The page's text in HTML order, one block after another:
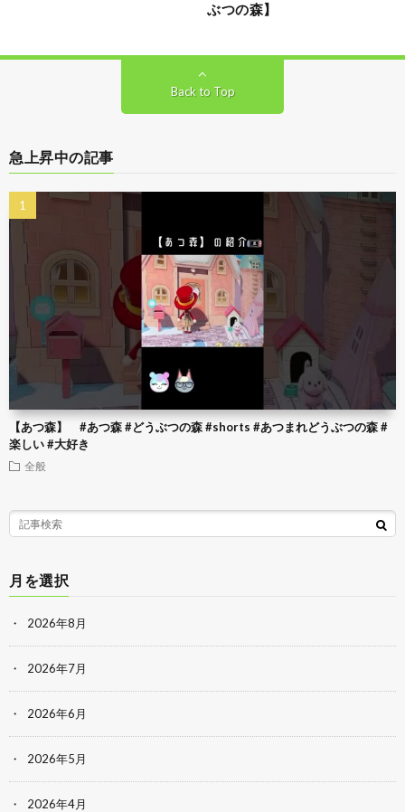
ぶつの森】
Back to Top
急上昇中の記事
【あつ森】 #あつ森 #どうぶつの森 #shorts #あつまれどうぶつの森 #
楽しい #大好き
全般
月を選択
2026年8月
2026年7月
2026年6月
2026年5月
2026年4月